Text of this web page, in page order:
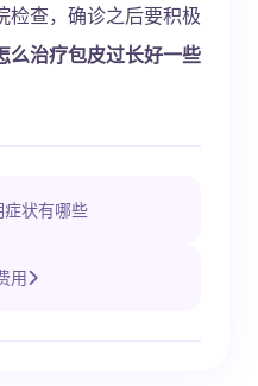
检查，确诊之后要积极
么治疗包皮过长好一些
症状有哪些
用